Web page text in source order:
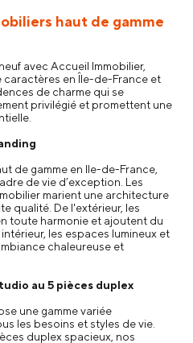
haut de gamme
avec Accueil Immobilier,
en Île-de-France et
de charme qui se
privilégié et promettent une
de gamme en Ile-de-France,
de vie d’exception. Les
marient une architecture
qualité. De l'extérieur, les
toute harmonie et ajoutent du
les espaces lumineux et
chaleureuse et
au 5 pièces duplex
une gamme variée
les besoins et styles de vie.
duplex spacieux, nos